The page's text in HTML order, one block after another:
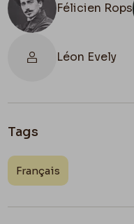
Félicien Rops
Léon Evely
Tags
Français